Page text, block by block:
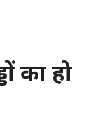
का हो